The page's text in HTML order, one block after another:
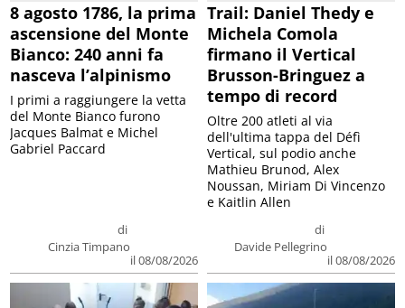
8 agosto 1786, la prima
ascensione del Monte
Bianco: 240 anni fa
nasceva l’alpinismo
di
Cinzia Timpano
il 08/08/2026
I primi a raggiungere la vetta
del Monte Bianco furono
Jacques Balmat e Michel
Gabriel Paccard
Trail: Daniel Thedy e
Michela Comola
firmano il Vertical
Brusson-Bringuez a
tempo di record
di
Davide Pellegrino
il 08/08/2026
Oltre 200 atleti al via
dell'ultima tappa del Défì
Vertical, sul podio anche
Mathieu Brunod, Alex
Noussan, Miriam Di Vincenzo
e Kaitlin Allen